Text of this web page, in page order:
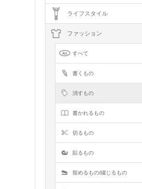
ライフスタイル
ファッション
すべて
書くもの
消すもの
書かれるもの
切るもの
貼るもの
留めるもの/綴じるもの